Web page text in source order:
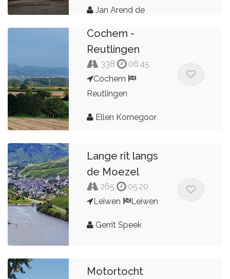
Jan Arend de
Cochem -
Reutlingen
338
06:45
Cochem
Reutlingen
Ellen Kornegoor
Lange rit langs
de Moezel
265
05:20
Leiwen
Leiwen
Gerrit Speek
Motortocht